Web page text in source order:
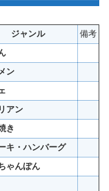
ジャンル 備考
ン
アン
き
キ・ハンバーグ
ゃんぽん